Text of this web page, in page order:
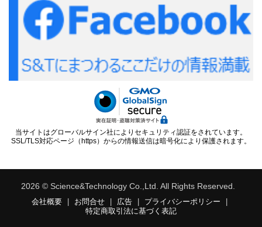
当サイトはグローバルサイン社によりセキュリティ認証をされています。
SSL/TLS対応ページ（https）からの情報送信は暗号化により保護されます。
2026 © Science&Technology Co.,Ltd. All Rights Reserved.
会社概要 お問合せ 広告 プライバシーポリシー
特定商取引法に基づく表記